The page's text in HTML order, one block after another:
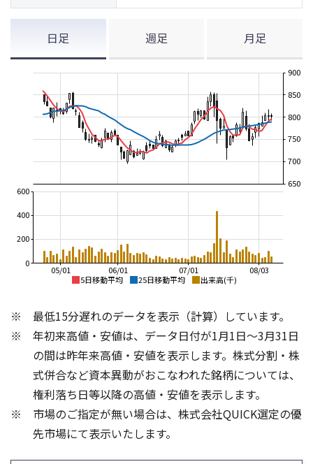
日足 週足 月足
5日移動平均 25日移動平均 出来高(千)
08/03
07/01
06/01
05/01
650
700
750
800
850
900
0
200
400
600
200
500
600
700
800
400
800
0
600
3
最低15分遅れのデータを表示（計算）しています。
年初来高値・安値は、データ日付が1月1日～3月31日
の間は昨年来高値・安値を表示します。株式分割・株
式併合など資本異動がおこなわれた銘柄については、
権利落ち日等以降の高値・安値を表示します。
市場のご指定が無い場合は、株式会社QUICK選定の優
先市場にて表示いたします。